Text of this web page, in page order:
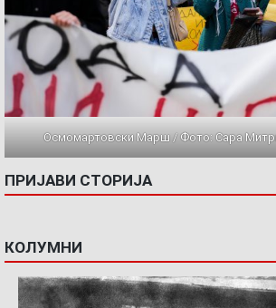
Осмомартовски Марш / Фото: Сара
ПРИЈАВИ СТОРИЈА
КОЛУМНИ